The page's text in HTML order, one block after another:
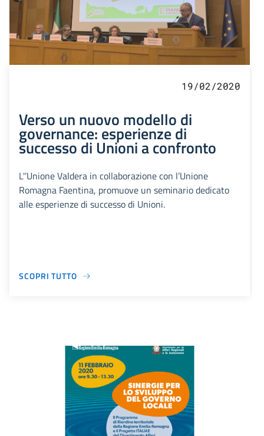
19/02/2020
Verso un nuovo modello di
governance: esperienze di
successo di Unioni a confronto
L'’Unione Valdera in collaborazione con l’Unione
Romagna Faentina, promuove un seminario dedicato
alle esperienze di successo di Unioni.
SCOPRI TUTTO